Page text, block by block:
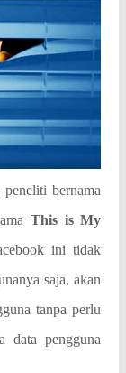
bernama
This is My
ini tidak
saja, akan
tanpa perlu
data pengguna